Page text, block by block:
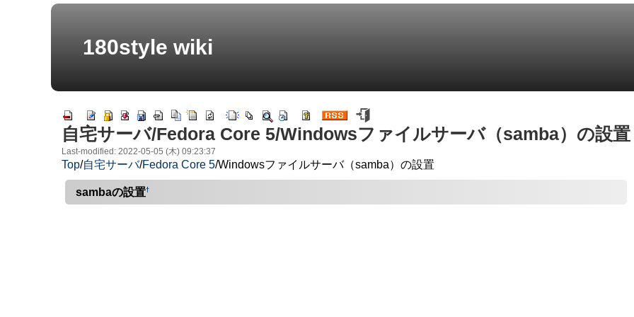
180style wiki
自宅サーバ/Fedora Core 5/Windowsファイルサーバ（samba）の設置
Last-modified: 2022-05-05 (木) 09:23:37
Top/自宅サーバ/Fedora Core 5/Windowsファイルサーバ（samba）の設置
sambaの設置†